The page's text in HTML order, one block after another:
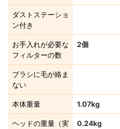
ダストステーショ
ン付き
お手入れが必要な
フィルターの数
2個
ブラシに毛が絡ま
ない
本体重量 1.07kg
ヘッドの重量（実
0.24kg